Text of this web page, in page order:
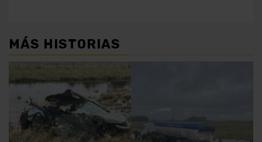
MÁS HISTORIAS